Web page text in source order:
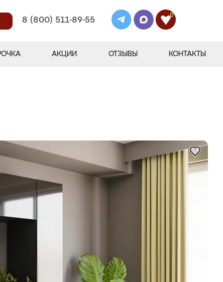
8 (800) 511-89-55
0
АКЦИИ ОТЗЫВЫ КОНТАКТЫ